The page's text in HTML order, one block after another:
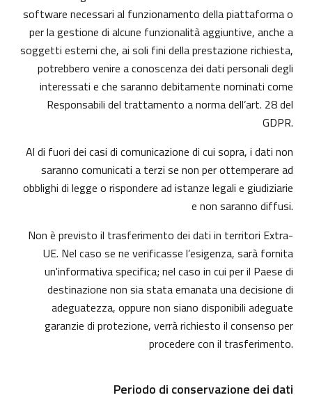
software necessari al funzionamento della piattaforma o
per la gestione di alcune funzionalità aggiuntive, anche a
soggetti esterni che, ai soli fini della prestazione richiesta,
potrebbero venire a conoscenza dei dati personali degli
interessati e che saranno debitamente nominati come
Responsabili del trattamento a norma dell’art. 28 del
GDPR.
Al di fuori dei casi di comunicazione di cui sopra, i dati non
saranno comunicati a terzi se non per ottemperare ad
obblighi di legge o rispondere ad istanze legali e giudiziarie
e non saranno diffusi.
Non è previsto il trasferimento dei dati in territori Extra-
UE. Nel caso se ne verificasse l’esigenza, sarà fornita
un'informativa specifica; nel caso in cui per il Paese di
destinazione non sia stata emanata una decisione di
adeguatezza, oppure non siano disponibili adeguate
garanzie di protezione, verrà richiesto il consenso per
procedere con il trasferimento.
Periodo di conservazione dei dati